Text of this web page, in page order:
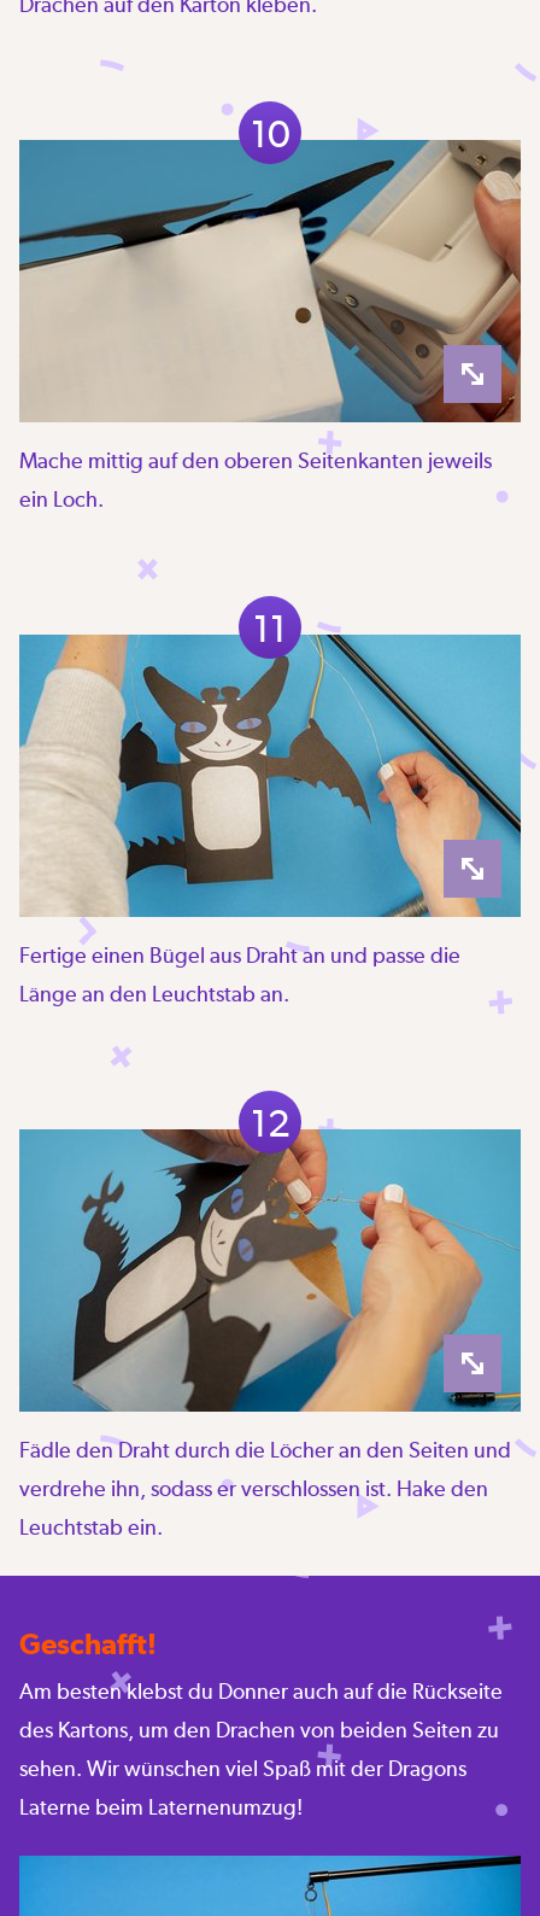
10
Mache mittig auf den oberen Seitenkanten jeweils
ein Loch.
11
Fertige einen Bügel aus Draht an und passe die
Länge an den Leuchtstab an.
12
Fädle den Draht durch die Löcher an den Seiten und
verdrehe ihn, sodass er verschlossen ist. Hake den
Leuchtstab ein.
Geschafft!
Am besten klebst du Donner auch auf die Rückseite
des Kartons, um den Drachen von beiden Seiten zu
sehen. Wir wünschen viel Spaß mit der Dragons
Laterne beim Laternenumzug!